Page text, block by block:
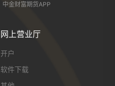
中金财富期货APP
网上营业厅
开户
软件下载